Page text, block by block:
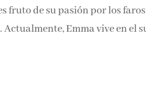
de su pasión por los
Emma vive en el